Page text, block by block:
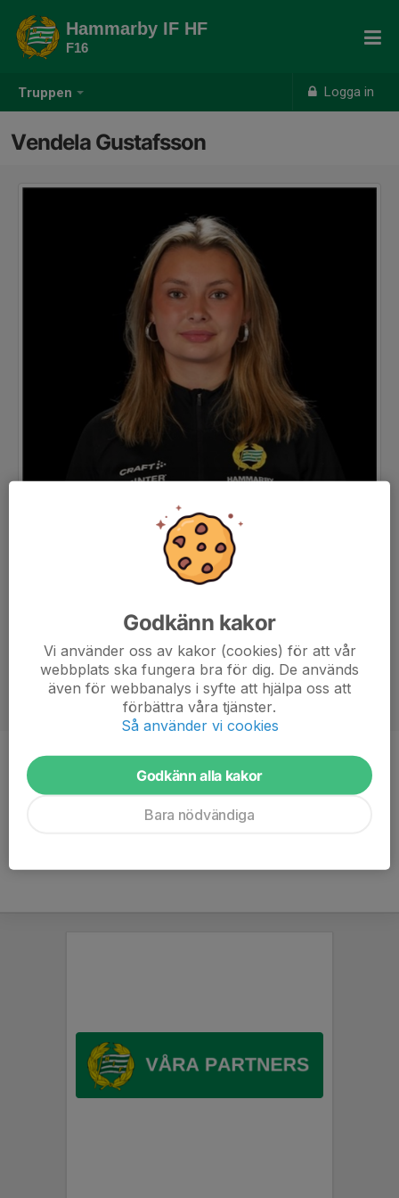
Truppen Logga in
Hammarby IF HF
F16
Vendela Gustafsson
Titel
Tränare
Ålder
20 år
Godkänn kakor
Vi använder oss av kakor (cookies) för att vår
webbplats ska fungera bra för dig. De används
även för webbanalys i syfte att hjälpa oss att
förbättra våra tjänster.
Så använder vi cookies
Godkänn alla kakor
Bara nödvändiga